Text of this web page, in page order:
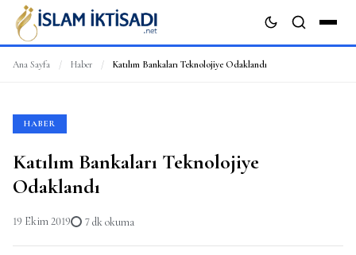
Ana Sayfa / Haber / Katılım Bankaları Teknolojiye Odaklandı
HABER
Katılım Bankaları Teknolojiye
Odaklandı
19 Ekim 2019 7 dk okuma